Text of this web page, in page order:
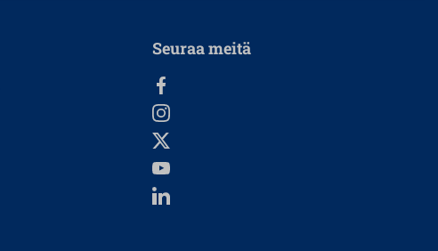
Seuraa meitä